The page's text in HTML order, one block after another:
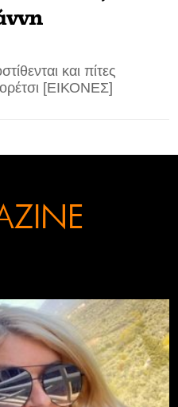
και πίτες
[ΕΙΚΟΝΕΣ]